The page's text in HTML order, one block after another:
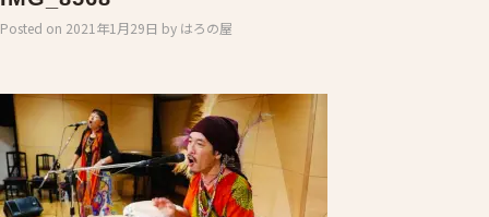
Posted on 2021年1月29日 by はろの屋